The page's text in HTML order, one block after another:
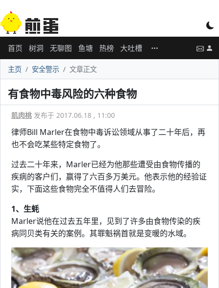
首页 树洞 无聊图 鱼塘 热榜 大吐槽
主页 安全警示 文章正文
有食物中毒风险的六种食物
肌肉桃 发布于 2017.06.18 , 11:00
律师Bill Marler在食物中毒诉讼领域从事了二十年后，再
也不会吃某些特定食物了。
过去二十年来，Marler已经为他那些遭受由食物传播的
疾病的客户们，赢得了六百多万美元。他表示他的经验证
实，下面这些食物完全不值得人们去冒险。
1、生蚝
Marler说他在过去五年里，见到了许多由食物传染的疾
病同贝类有关的案例。其罪魁祸首就是变暖的水域。